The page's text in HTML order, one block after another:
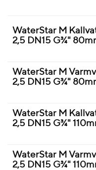
WaterStar M
2,5 DN15 G¾"
WaterStar M
2,5 DN15 G¾"
WaterStar M
2,5 DN15 G¾"
WaterStar M
2,5 DN15 G¾"